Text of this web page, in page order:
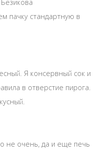
пачку стандартную в
Я консервный сок и
в отверстие пирога.
не очень, да и еще печь